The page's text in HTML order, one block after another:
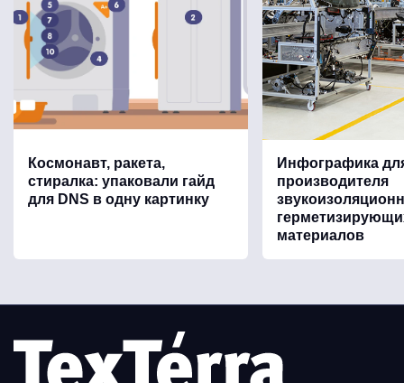
Космонавт, ракета,
стиралка: упаковали гайд
для DNS в одну картинку
Инфографика
производителя
материалов